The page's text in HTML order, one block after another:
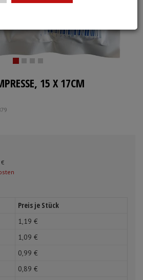
Hauben
Schürzen
Ärmelschoner
Fieberthermometer
15 X 17CM
€
Preis je Stück
1,19 €
1,09 €
0,99 €
0,89 €